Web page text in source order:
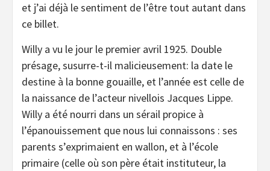
et j’ai déjà le sentiment de l’être tout autant dans
ce billet.
Willy a vu le jour le premier avril 1925. Double
présage, susurre-t-il malicieusement: la date le
destine à la bonne gouaille, et l’année est celle de
la naissance de l’acteur nivellois Jacques Lippe.
Willy a été nourri dans un sérail propice à
l’épanouissement que nous lui connaissons : ses
parents s’exprimaient en wallon, et à l’école
primaire (celle où son père était instituteur, la